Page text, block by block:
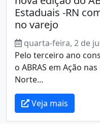
Estaduais -RN
no varejo
quarta-feira, 2 de
Pelo terceiro ano
o ABRAS em Ação
Norte...
Veja mais